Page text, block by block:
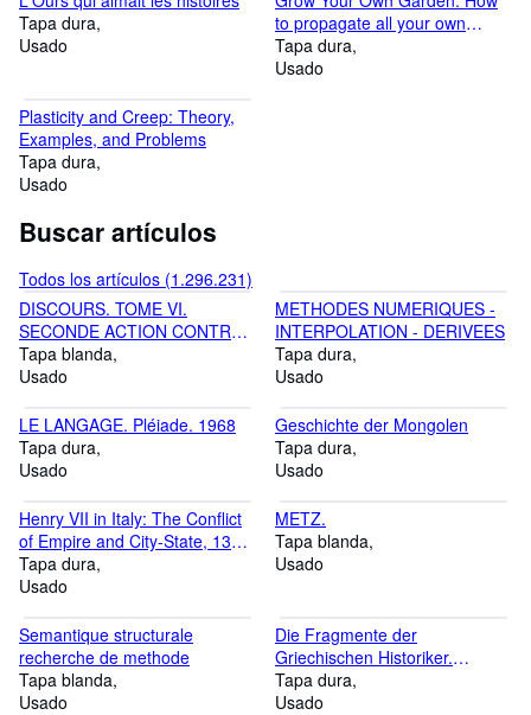
Tapa dura
Usado
to propagate all your own
plants
Tapa dura
Usado
Plasticity and Creep: Theory,
Examples, and Problems
Tapa dura
Usado
Buscar artículos
Todos los artículos (1.296.231)
DISCOURS. TOME VI.
SECONDE ACTION CONTRE
VERRES. LIVRE V. LES
SUPPLICES
Tapa blanda
Usado
METHODES NUMERIQUES -
INTERPOLATION - DERIVEES
Tapa dura
Usado
LE LANGAGE. Pléiade. 1968
Tapa dura
Usado
Geschichte der Mongolen
Tapa dura
Usado
Henry VII in Italy: The Conflict
of Empire and City-State, 1310-
1313
Tapa dura
Usado
METZ.
Tapa blanda
Usado
Semantique structurale
recherche de methode
Tapa blanda
Usado
Die Fragmente der
Griechischen Historiker.
Zweiter Teil. Zeitgeschichte. A:
Universalgeschichte und
Tapa dura
Usado